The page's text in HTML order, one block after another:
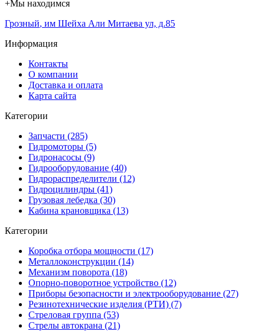
+Мы находимся
Грозный, им Шейха Али Митаева ул, д.85
Информация
Контакты
О компании
Доставка и оплата
Карта сайта
Категории
Запчасти (285)
Гидромоторы (5)
Гидронасосы (9)
Гидрооборудование (40)
Гидрораспределители (12)
Гидроцилиндры (41)
Грузовая лебедка (30)
Кабина крановщика (13)
Категории
Коробка отбора мощности (17)
Металлоконструкции (14)
Механизм поворота (18)
Опорно-поворотное устройство (12)
Приборы безопасности и электрооборудование (27)
Резинотехнические изделия (РТИ) (7)
Стреловая группа (53)
Стрелы автокрана (21)